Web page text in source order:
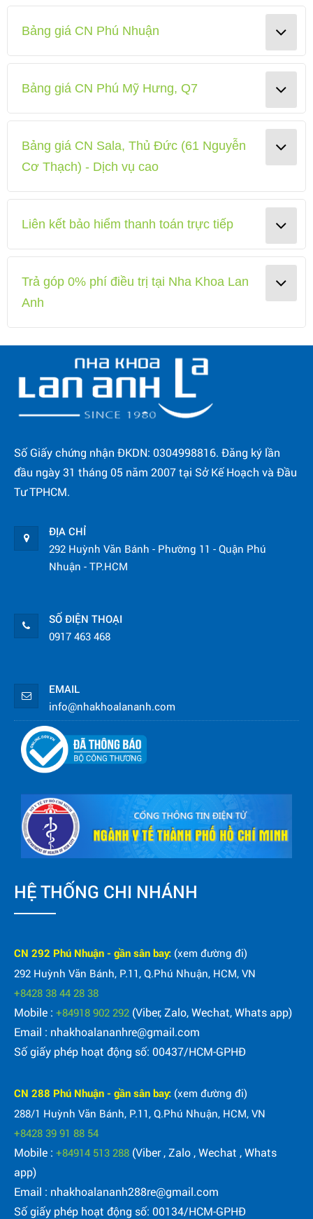
Bảng giá CN Phú Nhuận
Bảng giá CN Phú Mỹ Hưng, Q7
Bảng giá CN Sala, Thủ Đức (61 Nguyễn
Cơ Thạch) - Dịch vụ cao
Liên kết bảo hiểm thanh toán trực tiếp
Trả góp 0% phí điều trị tại Nha Khoa Lan
Anh
Số Giấy chứng nhận ĐKDN: 0304998816. Đăng ký lần
đầu ngày 31 tháng 05 năm 2007 tại Sở Kế Hoạch và Đầu
Tư TPHCM.
ĐỊA CHỈ
292 Huỳnh Văn Bánh - Phường 11 - Quận Phú
Nhuận - TP.HCM
SỐ ĐIỆN THOẠI
0917 463 468
EMAIL
info@nhakhoalananh.com
HỆ THỐNG CHI NHÁNH
CN 292 Phú Nhuận - gần sân bay: (xem đường đi)
292 Huỳnh Văn Bánh, P.11, Q.Phú Nhuận, HCM, VN
+8428 38 44 28 38
Mobile : +84918 902 292 (Viber, Zalo, Wechat, Whats app)
Email : nhakhoalananhre@gmail.com
Số giấy phép hoạt động số: 00437/HCM-GPHĐ
CN 288 Phú Nhuận - gần sân bay: (xem đường đi)
288/1 Huỳnh Văn Bánh, P.11, Q.Phú Nhuận, HCM, VN
+8428 39 91 88 54
Mobile : +84914 513 288 (Viber , Zalo , Wechat , Whats
app)
Email : nhakhoalananh288re@gmail.com
Số giấy phép hoạt động số: 00134/HCM-GPHĐ